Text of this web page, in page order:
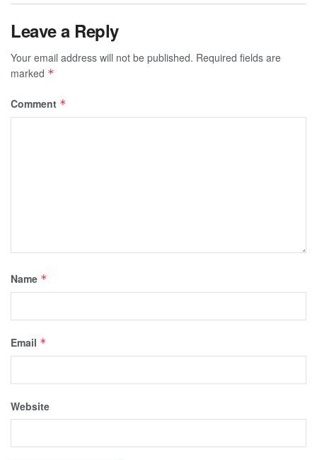
Leave a Reply
Your email address will not be published. Required fields are
marked *
Comment *
Name *
Email *
Website